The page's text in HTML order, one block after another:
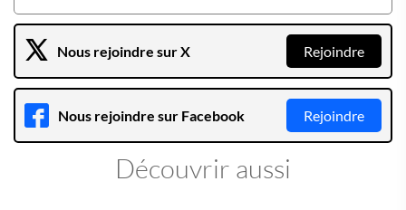
Nous rejoindre sur X Rejoindre
Nous rejoindre sur Facebook Rejoindre
Découvrir aussi